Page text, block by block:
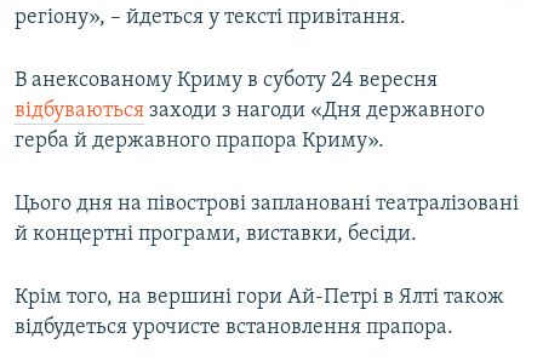
регіону», – йдеться у тексті привітання.
В анексованому Криму в суботу 24 вересня
відбуваються заходи з нагоди «Дня державного
герба й державного прапора Криму».
Цього дня на півострові заплановані театралізовані
й концертні програми, виставки, бесіди.
Крім того, на вершині гори Ай-Петрі в Ялті також
відбудеться урочисте встановлення прапора.